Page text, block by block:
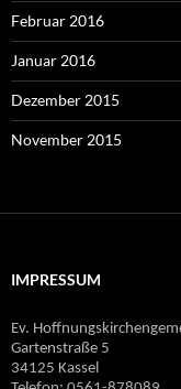
Februar 2016
Januar 2016
Dezember 2015
November 2015
IMPRESSUM
Ev.
Gartenstraße 5
34125 Kassel